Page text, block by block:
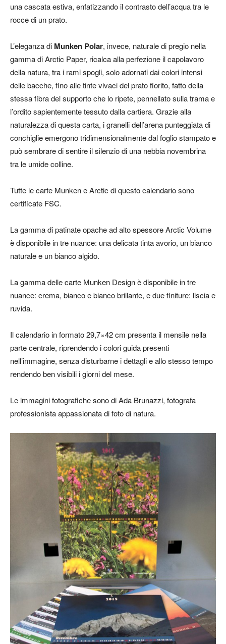
una cascata estiva, enfatizzando il contrasto dell’acqua tra le
rocce di un prato.
L’eleganza di Munken Polar, invece, naturale di pregio nella
gamma di Arctic Paper, ricalca alla perfezione il capolavoro
della natura, tra i rami spogli, solo adornati dai colori intensi
delle bacche, fino alle tinte vivaci del prato fiorito, fatto della
stessa fibra del supporto che lo ripete, pennellato sulla trama e
l’ordito sapientemente tessuto dalla cartiera. Grazie alla
naturalezza di questa carta, i granelli dell’arena punteggiata di
conchiglie emergono tridimensionalmente dal foglio stampato e
può sembrare di sentire il silenzio di una nebbia novembrina
tra le umide colline.
Tutte le carte Munken e Arctic di questo calendario sono
certificate FSC.
La gamma di patinate opache ad alto spessore Arctic Volume
è disponibile in tre nuance: una delicata tinta avorio, un bianco
naturale e un bianco algido.
La gamma delle carte Munken Design è disponibile in tre
nuance: crema, bianco e bianco brillante, e due finiture: liscia e
ruvida.
Il calendario in formato 29,7×42 cm presenta il mensile nella
parte centrale, riprendendo i colori guida presenti
nell’immagine, senza disturbarne i dettagli e allo stesso tempo
rendendo ben visibili i giorni del mese.
Le immagini fotografiche sono di Ada Brunazzi, fotografa
professionista appassionata di foto di natura.